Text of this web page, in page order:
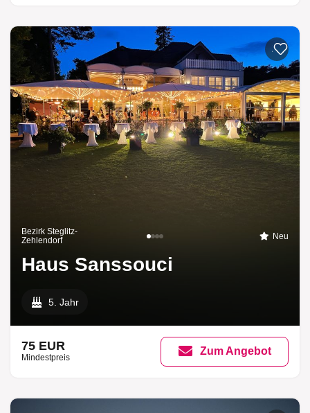
Zur
Bezirk Steglitz-
Zehlendorf
Neu
Haus Sanssouci
5. Jahr
75 EUR
Mindestpreis
Zum Angebot